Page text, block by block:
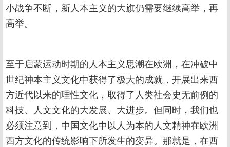
小战争不断，新人本主义的大旗仍需要继续高举，再
高举。
至于启蒙运动时期的人本主义思潮在欧洲，在冲破中
世纪神本主义文化中获得了极大的成就，开展出来西
方近代以来的理性文化，取得了人类社会史无前例的
科技、人文文化的大发展、大进步。但同时，我们也
必须注意到，中国文化中以人为本的人文精神在欧洲
西方文化的传统影响下所发生的变异。那就是，在西